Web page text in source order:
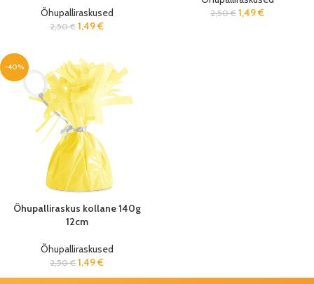
Õhupalliraskused
2,50€ 1,49€
2,50€ 1,49€
-40%
Õhupalliraskus kollane 140g
12cm
Õhupalliraskused
2,50€ 1,49€